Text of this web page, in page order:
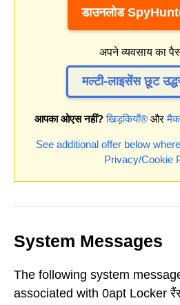
डाउनलोड
अपने व्यवसाय का
मल्टी-लाइसेंस छूट
आपका ओएस नहीं? खिड़कियाँ®और
See additional offer below
Privacy/Cookie
System Messages
The following system
associated with 0apt Locker